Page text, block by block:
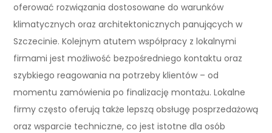
oferować rozwiązania dostosowane do warunków
klimatycznych oraz architektonicznych panujących w
Szczecinie. Kolejnym atutem współpracy z lokalnymi
firmami jest możliwość bezpośredniego kontaktu oraz
szybkiego reagowania na potrzeby klientów – od
momentu zamówienia po finalizację montażu. Lokalne
firmy często oferują także lepszą obsługę posprzedażową
oraz wsparcie techniczne, co jest istotne dla osób